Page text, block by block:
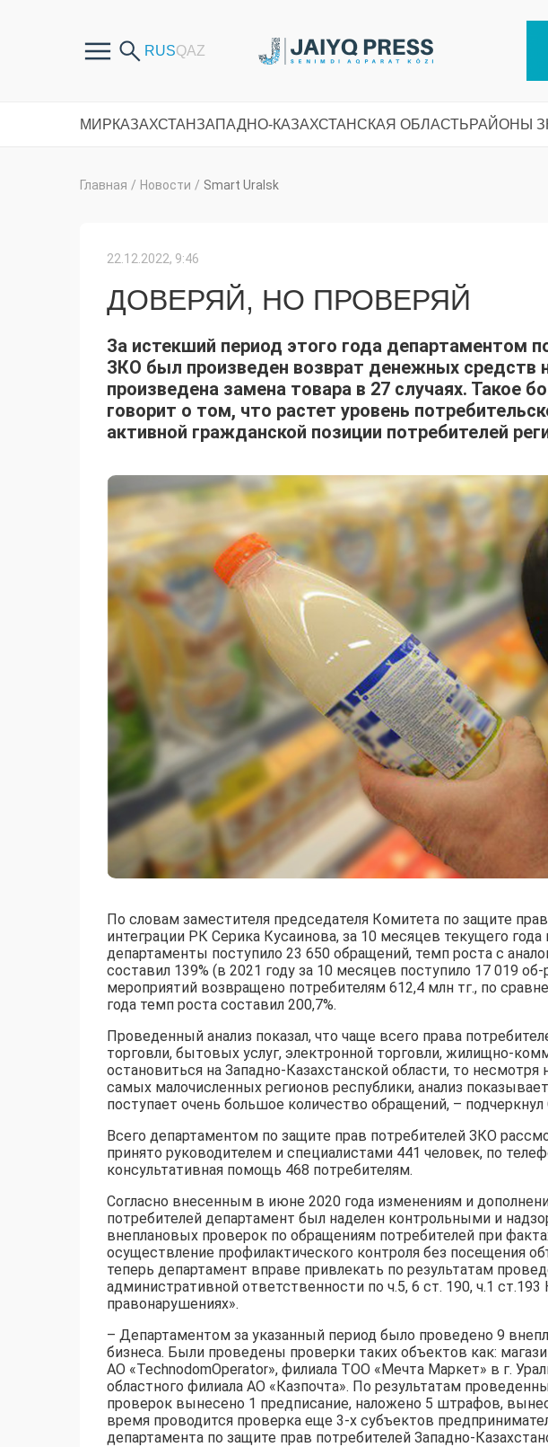
МИРКАЗАХСТАНЗАПАДНО-КАЗАХСТАНСКАЯ ОБЛАСТЬРАЙОНЫ
Главная / Новости / Smart Uralsk
22.12.2022, 9:46
ДОВЕРЯЙ, НО ПРОВЕРЯЙ
За истекший период этого года департаментом
ЗКО был произведен возврат денежных средств
произведена замена товара в 27 случаях. Такое
говорит о том, что растет уровень
активной гражданской позиции потребителей
По словам заместителя председателя Комитета по защите
интеграции РК Серика Кусаинова, за 10 месяцев текущего
департаменты поступило 23 650 обращений, темп роста с
составил 139% (в 2021 году за 10 месяцев поступило 17 019
мероприятий возвращено потребителям 612,4 млн тг., по
года темп роста составил 200,7%.
Проведенный анализ показал, что чаще всего права
торговли, бытовых услуг, электронной торговли, жилищно-
остановиться на Западно-Казахстанской области, то несмотря
самых малочисленных регионов республики, анализ
поступает очень большое количество обращений, – подчеркнул
Всего департаментом по защите прав потребителей ЗКО
принято руководителем и специалистами 441 человек, по
консультативная помощь 468 потребителям.
Согласно внесенным в июне 2020 года изменениям и
потребителей департамент был наделен контрольными и
внеплановых проверок по обращениям потребителей при
осуществление профилактического контроля без посещения
теперь департамент вправе привлекать по результатам
административной ответственности по ч.5, 6 ст. 190, ч.1
правонарушениях».
– Департаментом за указанный период было проведено 9
бизнеса. Были проведены проверки таких объектов как:
АО «TechnodomOperator», филиала ТОО «Мечта Маркет» в г.
областного филиала АО «Казпочта». По результатам
проверок вынесено 1 предписание, наложено 5 штрафов,
время проводится проверка еще 3-х субъектов
департамента по защите прав потребителей Западно-